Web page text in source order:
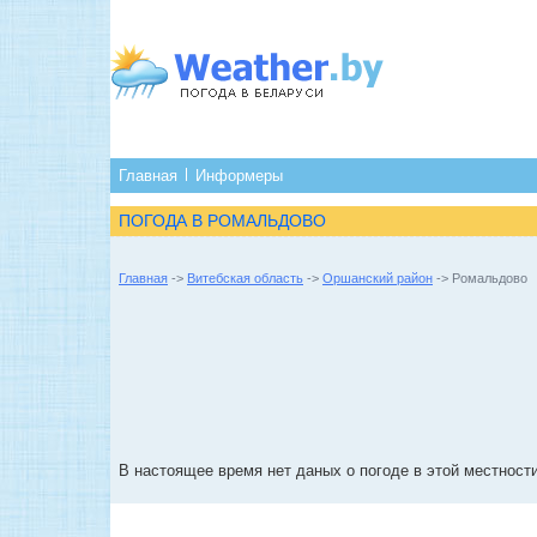
Главная Информеры
ПОГОДА В РОМАЛЬДОВО
Главная -> Витебская область -> Оршанский район -> Ромальдово
В настоящее время нет даных о погоде в этой